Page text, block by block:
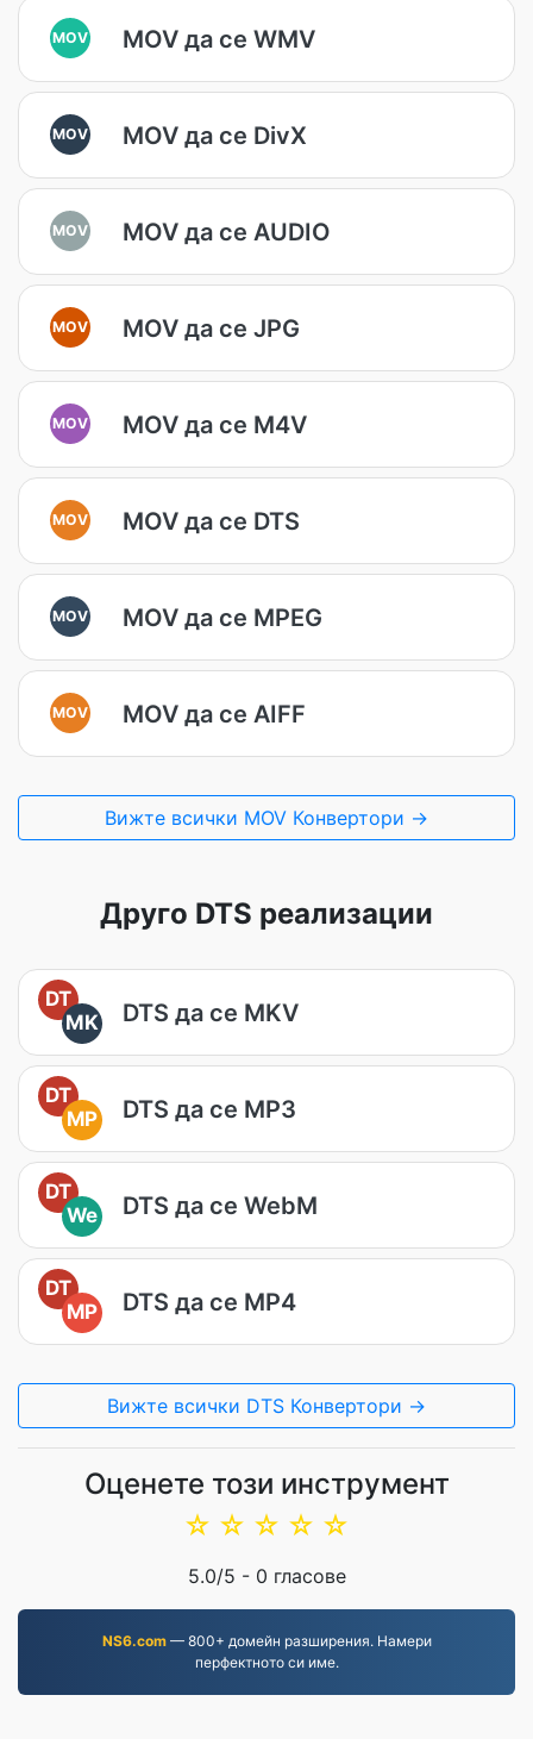
MOV MOV да се WMV
MOV MOV да се DivX
MOV MOV да се AUDIO
MOV MOV да се JPG
MOV MOV да се M4V
MOV MOV да се DTS
MOV MOV да се MPEG
MOV MOV да се AIFF
Вижте всички MOV Конвертори →
Друго DTS реализации
DT
MK
DTS да се MKV
DT
MP
DTS да се MP3
DT
We
DTS да се WebM
DT
MP
DTS да се MP4
Вижте всички DTS Конвертори →
Оценете този инструмент
☆
☆
☆
☆
☆
5.0/5 - 0 гласове
NS6.com— 800+ домейн разширения. Намери
перфектното си име.